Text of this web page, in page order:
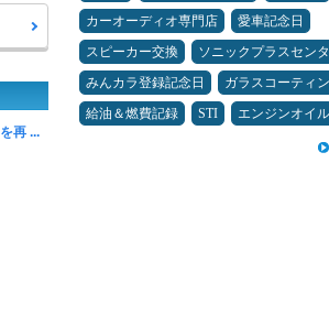
再 ...
カーオーディオ専門店
愛車記念日
スピーカー交換
ソニックプラスセン
みんカラ登録記念日
ガラスコーティ
給油＆燃費記録
STI エンジンオイ